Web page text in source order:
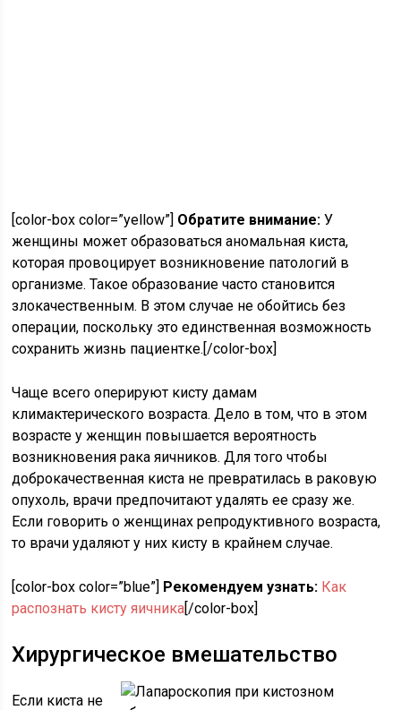
[color-box color=”yellow”] Обратите внимание: У
женщины может образоваться аномальная киста,
которая провоцирует возникновение патологий в
организме. Такое образование часто становится
злокачественным. В этом случае не обойтись без
операции, поскольку это единственная возможность
сохранить жизнь пациентке.[/color-box]
Чаще всего оперируют кисту дамам
климактерического возраста. Дело в том, что в этом
возрасте у женщин повышается вероятность
возникновения рака яичников. Для того чтобы
доброкачественная киста не превратилась в раковую
опухоль, врачи предпочитают удалять ее сразу же.
Если говорить о женщинах репродуктивного возраста,
то врачи удаляют у них кисту в крайнем случае.
[color-box color=”blue”] Рекомендуем узнать: Как
распознать кисту яичника [/color-box]
Хирургическое вмешательство
Если киста не